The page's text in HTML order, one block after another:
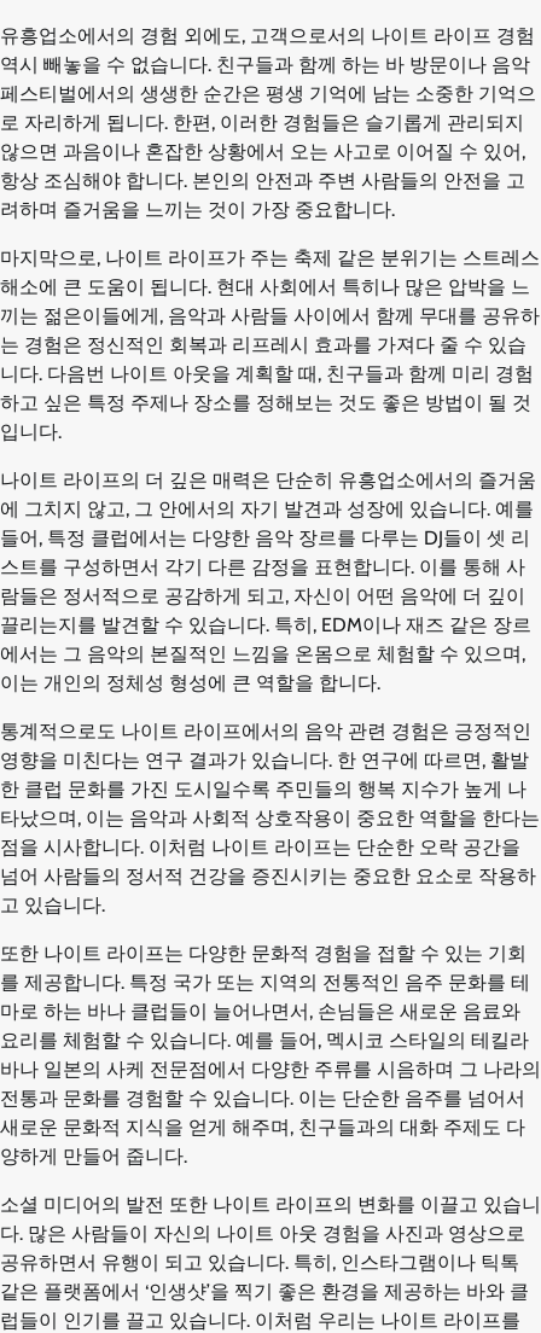
유흥업소에서의 경험 외에도, 고객으로서의 나이트 라이프 경험
역시 빼놓을 수 없습니다. 친구들과 함께 하는 바 방문이나 음악
페스티벌에서의 생생한 순간은 평생 기억에 남는 소중한 기억으
로 자리하게 됩니다. 한편, 이러한 경험들은 슬기롭게 관리되지
않으면 과음이나 혼잡한 상황에서 오는 사고로 이어질 수 있어,
항상 조심해야 합니다. 본인의 안전과 주변 사람들의 안전을 고
려하며 즐거움을 느끼는 것이 가장 중요합니다.
마지막으로, 나이트 라이프가 주는 축제 같은 분위기는 스트레스
해소에 큰 도움이 됩니다. 현대 사회에서 특히나 많은 압박을 느
끼는 젊은이들에게, 음악과 사람들 사이에서 함께 무대를 공유하
는 경험은 정신적인 회복과 리프레시 효과를 가져다 줄 수 있습
니다. 다음번 나이트 아웃을 계획할 때, 친구들과 함께 미리 경험
하고 싶은 특정 주제나 장소를 정해보는 것도 좋은 방법이 될 것
입니다.
나이트 라이프의 더 깊은 매력은 단순히 유흥업소에서의 즐거움
에 그치지 않고, 그 안에서의 자기 발견과 성장에 있습니다. 예를
들어, 특정 클럽에서는 다양한 음악 장르를 다루는 DJ들이 셋 리
스트를 구성하면서 각기 다른 감정을 표현합니다. 이를 통해 사
람들은 정서적으로 공감하게 되고, 자신이 어떤 음악에 더 깊이
끌리는지를 발견할 수 있습니다. 특히, EDM이나 재즈 같은 장르
에서는 그 음악의 본질적인 느낌을 온몸으로 체험할 수 있으며,
이는 개인의 정체성 형성에 큰 역할을 합니다.
통계적으로도 나이트 라이프에서의 음악 관련 경험은 긍정적인
영향을 미친다는 연구 결과가 있습니다. 한 연구에 따르면, 활발
한 클럽 문화를 가진 도시일수록 주민들의 행복 지수가 높게 나
타났으며, 이는 음악과 사회적 상호작용이 중요한 역할을 한다는
점을 시사합니다. 이처럼 나이트 라이프는 단순한 오락 공간을
넘어 사람들의 정서적 건강을 증진시키는 중요한 요소로 작용하
고 있습니다.
또한 나이트 라이프는 다양한 문화적 경험을 접할 수 있는 기회
를 제공합니다. 특정 국가 또는 지역의 전통적인 음주 문화를 테
마로 하는 바나 클럽들이 늘어나면서, 손님들은 새로운 음료와
요리를 체험할 수 있습니다. 예를 들어, 멕시코 스타일의 테킬라
바나 일본의 사케 전문점에서 다양한 주류를 시음하며 그 나라의
전통과 문화를 경험할 수 있습니다. 이는 단순한 음주를 넘어서
새로운 문화적 지식을 얻게 해주며, 친구들과의 대화 주제도 다
양하게 만들어 줍니다.
소셜 미디어의 발전 또한 나이트 라이프의 변화를 이끌고 있습니
다. 많은 사람들이 자신의 나이트 아웃 경험을 사진과 영상으로
공유하면서 유행이 되고 있습니다. 특히, 인스타그램이나 틱톡
같은 플랫폼에서 ‘인생샷’을 찍기 좋은 환경을 제공하는 바와 클
럽들이 인기를 끌고 있습니다. 이처럼 우리는 나이트 라이프를